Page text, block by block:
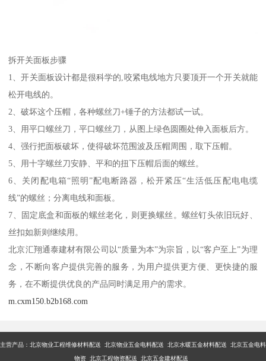
拆开关面板步骤
1、开关面板设计都是很科学的,咬紧电线地方只要顶开一个开关就能
松开电线的。
2、破坏这个压帽，各种螺丝刀+锤子的方法都试一试。
3、用平口螺丝刀，平口螺丝刀，从图上绿色圆圈处伸入面板后方。
4、强行把面板破坏，使得破坏范围波及压帽周围，取下压帽。
5、用十字螺丝刀安静、平和的扭下压帽后面的螺丝。
6、关闭配电箱“照明”配电断路器，松开紧压“生活低压配电电缆
线”的螺丝；分离电线和面板。
7、固定底盒和面板的螺丝老化，则更换螺丝。螺丝钉头依旧玩好、
丝扣如新则继续用。
北京汇翔通泰建材有限公司以“质量为本”为宗旨，以“客户至上”为理
念，不断向客户提供完善的服务，为用户提供更方便、更快捷的服
务，在不断提供优良的产品同时满足用户的需求。
m.cxm150.b2b168.com
主营产品： 北京物业工程维修材料配送 北京物业五金电料配送 北京水暖五金材料配送 北京五金电料
物资 北京工程物资配送 北京五金建材配送